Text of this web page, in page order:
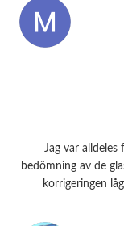
Jag var
bedömning av de
korrigeringen